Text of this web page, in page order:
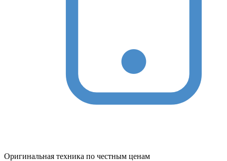
Оригинальная техника по честным ценам